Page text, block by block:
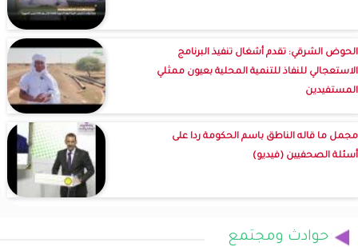
الحوض الشرقي: تقدم أشغال تنفيذ البرنامج
الاستعجالي للنفاذ للتنمية المحلية بعيون ممثلي
المستفيدين
مجمل ما قاله الناطق باسم الحكومة ردا على
أسئلة الصحفيين (فيديو)
حوادث ومجتمع